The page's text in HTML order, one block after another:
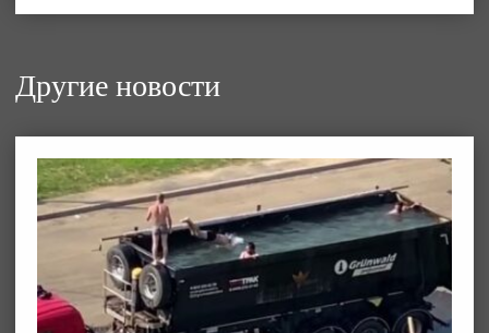
Другие новости